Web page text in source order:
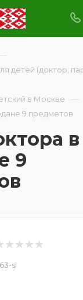
детей (доктор,
в Москве —
9 предметов
в
9
sl